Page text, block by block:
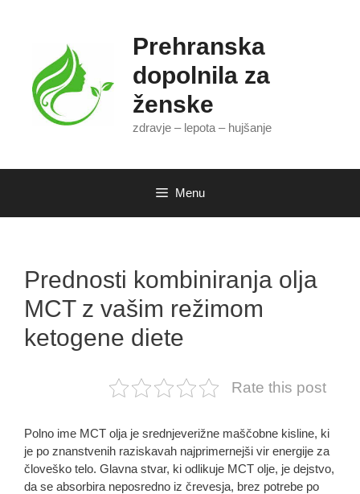
Prehranska
dopolnila za
ženske
zdravje – lepota – hujšanje
Menu
Prednosti kombiniranja olja
MCT z vašim režimom
ketogene diete
Rate this post
Polno ime MCT olja je srednjeverižne maščobne kisline, ki
je po znanstvenih raziskavah najprimernejši vir energije za
človeško telo. Glavna stvar, ki odlikuje MCT olje, je dejstvo,
da se absorbira neposredno iz črevesja, brez potrebe po